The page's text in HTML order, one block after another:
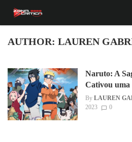
AUTHOR: LAUREN
Naruto: A
Cativou uma
By LAUREN
2023
0